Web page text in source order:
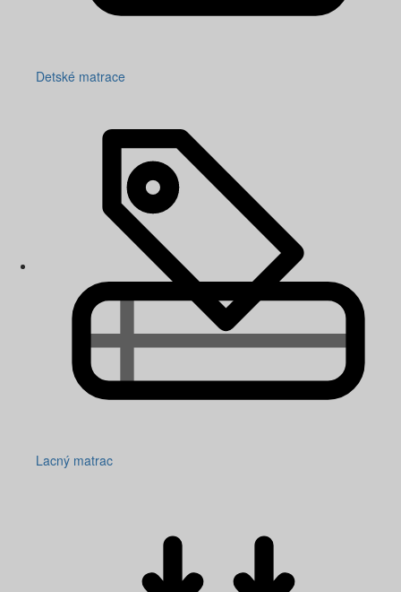
Detské matrace
Lacný matrac